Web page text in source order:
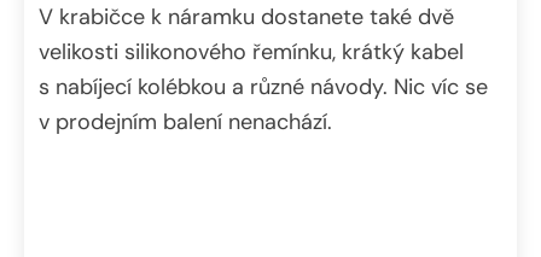
V krabičce k náramku dostanete také dvě
velikosti silikonového řemínku, krátký kabel
s nabíjecí kolébkou a různé návody. Nic víc se
v prodejním balení nenachází.